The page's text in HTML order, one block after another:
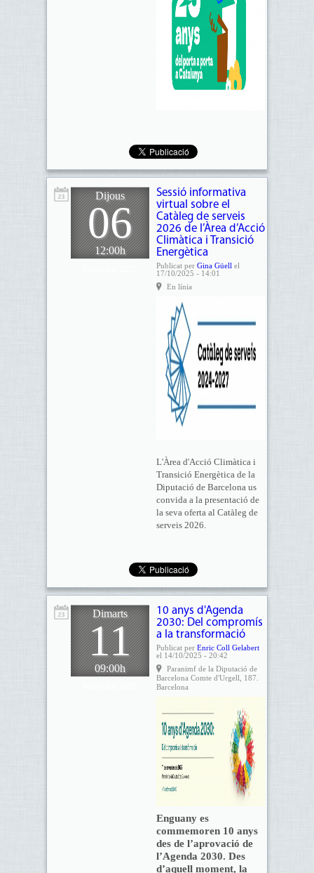
Dijous
06
12:00h
Sessió informativa
virtual sobre el
Catàleg de serveis
2026 de l’Àrea d’Acció
Climàtica i Transició
Energètica
Publicat per Gina Güell el
17/10/2025 - 14:01
En línia
L'Àrea d'Acció Climàtica i
Transició Energètica de la
Diputació de Barcelona us
convida a la presentació de
la seva oferta al Catàleg de
serveis 2026.
Dimarts
11
09:00h
10 anys d'Agenda
2030: Del compromís
a la transformació
Publicat per Enric Coll Gelabert
el 14/10/2025 - 20:42
Paranimf de la Diputació de
Barcelona Comte d'Urgell, 187.
Barcelona
Enguany es
commemoren 10 anys
des de l’aprovació de
l’Agenda 2030. Des
d’aquell moment, la